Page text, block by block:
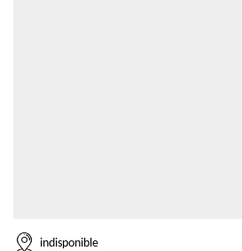
indisponible